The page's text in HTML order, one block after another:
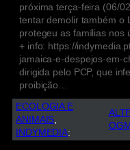
próxima terça-feira (06/
tentar demolir também o
protegeu as famílias nos
+ info: https://
jamaica-e-despejos-em-
dirigida pelo PCP, que
proibição…
ECOLOGIA E
ANIMAIS
INDYMEDIA:
OGM